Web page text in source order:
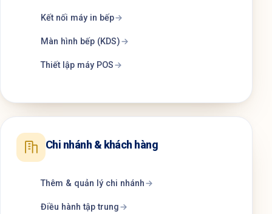
Kết nối máy in bếp
Màn hình bếp (KDS)
Thiết lập máy POS
Chi nhánh & khách hàng
Thêm & quản lý chi nhánh
Điều hành tập trung